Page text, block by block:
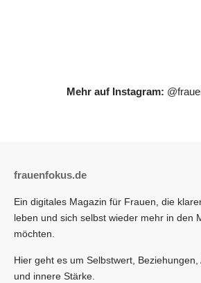
Mehr auf Instagram:
frauenfokus.de
Ein digitales Magazin für Frauen, die
leben und sich selbst wieder mehr in den
möchten.
Hier geht es um Selbstwert, Beziehungen,
und innere Stärke.